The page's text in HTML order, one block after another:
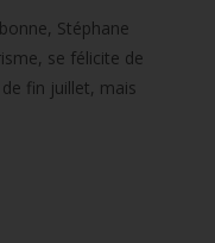
Stéphane
se félicite de
fin juillet, mais